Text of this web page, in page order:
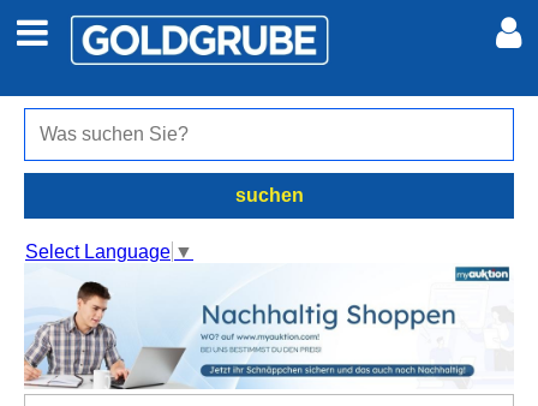
Auto + Motor
Jobs
Marktplatz
Erotik
Meine Inserate
Anmelden
suchen
Select Language ▼